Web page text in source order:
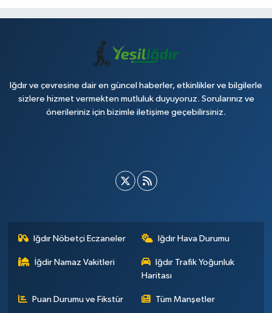
Iğdır ve çevresine dair en güncel haberler, etkinlikler ve bilgilerle
sizlere hizmet vermekten mutluluk duyuyoruz. Sorularınız ve
önerileriniz için bizimle iletişime geçebilirsiniz.
Iğdır Nöbetçi Eczaneler Iğdır Hava Durumu
İğdir Namaz Vakitleri
Iğdır Trafik Yoğunluk
Haritası
Puan Durumu ve Fikstür Tüm Manşetler